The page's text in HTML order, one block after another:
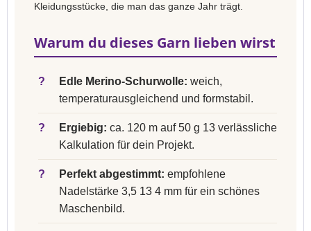
Kleidungsstücke, die man das ganze Jahr trägt.
Warum du dieses Garn lieben wirst
? Edle Merino-Schurwolle: weich,
temperaturausgleichend und formstabil.
? Ergiebig: ca. 120 m auf 50 g 13 verlässliche
Kalkulation für dein Projekt.
? Perfekt abgestimmt: empfohlene
Nadelstärke 3,5 13 4 mm für ein schönes
Maschenbild.